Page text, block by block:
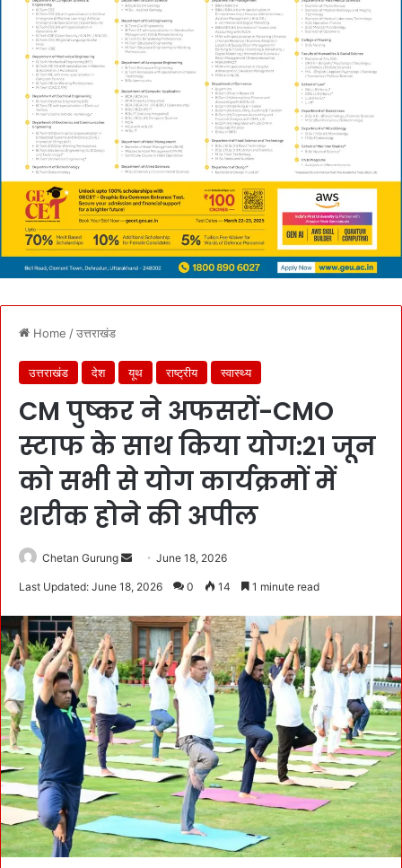
Home /उत्तराखंड
उत्तराखंड देश यूथ राष्ट्रीय स्वास्थ्य
CM पुष्कर ने अफसरों-CMO
स्टाफ के साथ किया योग:21 जून
को सभी से योग कार्यक्रमों में
शरीक होने की अपील
Chetan Gurung
d
n
e
m
a
i
l
June 18, 2026
Last Updated: June 18, 2026 0 14 1 minute read